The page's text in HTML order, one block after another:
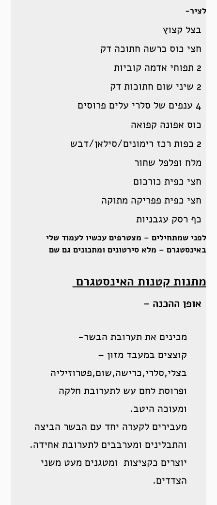
לציר-
בצל קצוץ
חצי כוס כרשה חתוכה דק
2 תפוחי אדמה קוביות
2 שיני שום חתוכות דק
4 ענפים של סלרי עלים פרוסים
כוס אפונה קפואה
2 כפות רכז רימונים/סילאן/דבש
מלח ופלפל שחור
חצי כפית כורכום
חצי כפית פפריקה מתוקה
כף רסק עגבניות
לפני שמתחילים – מצטרפים עכשיו לעמוד שלי
באינסטגרם – מלא סירטונים ומתכונים גם שם
מתנות קטנות האינסטגרם
אופן ההכנה –
מכינים את תערובת הבשר-
קוצצים במעבד מזון –
בצלי,סלרי,כרישה,שום,פטרוזיליה
ופרוסת לחם עש לתערובת חלקה
ומעוכה היטב.
מעבירים לקערה יחד עם הבשר הביצה
והתבלינים ומערבבים לתערובת אחידה.
יוצרים כקציצות ומטגנים מעט משני
הצדדים.